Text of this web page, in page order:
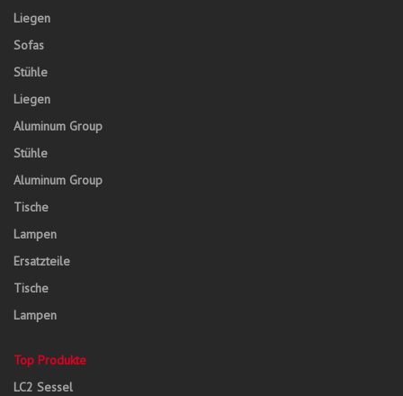
Liegen
Sofas
Stühle
Liegen
Aluminum Group
Stühle
Aluminum Group
Tische
Lampen
Ersatzteile
Tische
Lampen
Top Produkte
LC2 Sessel